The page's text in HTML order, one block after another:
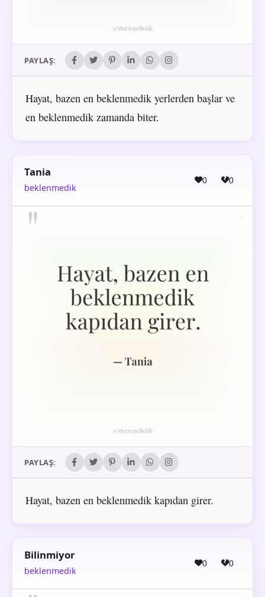
PAYLAŞ:
Hayat, bazen en beklenmedik yerlerden başlar ve
en beklenmedik zamanda biter.
Tania
beklenmedik
0 0
PAYLAŞ:
Hayat, bazen en beklenmedik kapıdan girer.
Bilinmiyor
beklenmedik
0 0